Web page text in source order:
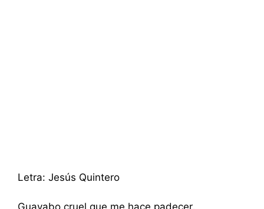
Letra: Jesús Quintero
Guayabo cruel que me hace padecer,